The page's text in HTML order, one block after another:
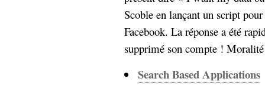
Scoble en lançant un script pour
Facebook. La réponse a été
supprimé son compte !
Search Based Applications